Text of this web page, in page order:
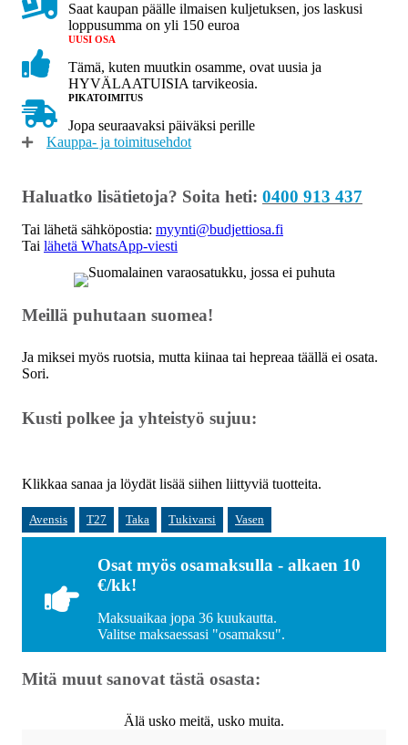
Klikkaa sanaa ja löydät lisää siihen liittyviä tuotteita.
Avensis T27 Taka Tukivarsi Vasen
Osat myös osamaksulla - alkaen 10
€/kk!
Maksuaikaa jopa 36 kuukautta.
Valitse maksaessasi "osamaksu".
Mitä muut sanovat tästä osasta:
Älä usko meitä, usko muita.
Saat kaupan päälle ilmaisen kuljetuksen, jos laskusi
loppusumma on yli 150 euroa
UUSI OSA
Tämä, kuten muutkin osamme, ovat uusia ja
HYVÄLAATUISIA tarvikeosia.
PIKATOIMITUS
Jopa seuraavaksi päiväksi perille
Kauppa- ja toimitusehdot
Haluatko lisätietoja? Soita heti: 0400 913 437
Tai lähetä sähköpostia: myynti@budjettiosa.fi
Tai lähetä WhatsApp-viesti
Meillä puhutaan suomea!
Ja miksei myös ruotsia, mutta kiinaa tai hepreaa täällä ei osata.
Sori.
Kusti polkee ja yhteistyö sujuu: